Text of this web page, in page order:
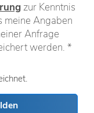
zur Kenntnis
meine Angaben
Anfrage
werden. *